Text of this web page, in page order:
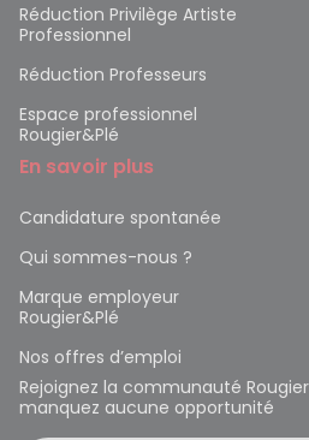
Réduction Privilège Artiste
Professionnel
Réduction Professeurs
Espace professionnel
Rougier&Plé
En savoir plus
Candidature spontanée
Qui sommes-nous ?
Marque employeur
Rougier&Plé
Nos offres d’emploi
Rejoignez la communauté
manquez aucune opportunité